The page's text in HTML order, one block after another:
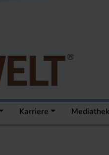
Karriere Mediathek